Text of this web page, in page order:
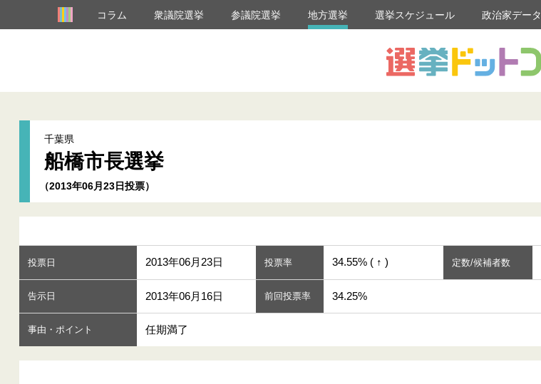
コラム 衆議院選挙 参議院選挙 地方選挙 選挙スケジュール 政治家データ
千葉県
船橋市長選挙
（2013年06月23日投票）
投票日 2013年06月23日 投票率 34.55% ( ↑ ) 定数/候補者数
告示日 2013年06月16日 前回投票率 34.25%
事由・ポイント 任期満了